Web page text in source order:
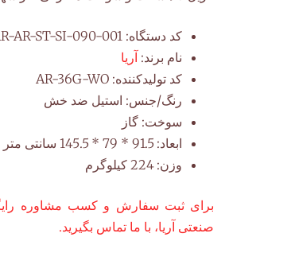
کد دستگاه: AR-ST-SI-090-001
نام برند: آریا
کد تولیدکننده: AR-36G-WO
رنگ/جنس: استیل ضد خش
سوخت: گاز
ابعاد: 91.5 * 79 * 145.5 سانتی متر
وزن:224 کیلوگرم
برای ثبت سفارش و کسب مشاوره
صنعتی آریا، با ما تماس بگیرید.